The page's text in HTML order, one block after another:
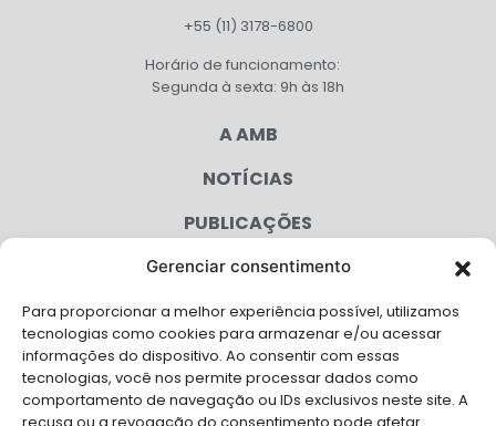
Gerenciar consentimento
Para proporcionar a melhor experiência possível, utilizamos
tecnologias como cookies para armazenar e/ou acessar
informações do dispositivo. Ao consentir com essas
tecnologias, você nos permite processar dados como
comportamento de navegação ou IDs exclusivos neste site. A
+55 (11) 3178-6800
Horário de funcionamento:
Segunda à sexta: 9h às 18h
A AMB
NOTÍCIAS
PUBLICAÇÕES
CONGRESSO
AGENDA
CAMPANHAS
SERVIÇOS